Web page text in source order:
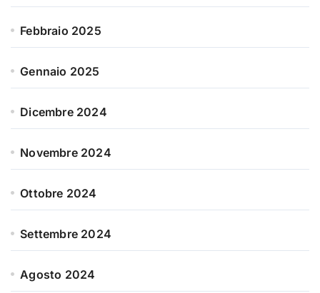
Febbraio 2025
Gennaio 2025
Dicembre 2024
Novembre 2024
Ottobre 2024
Settembre 2024
Agosto 2024